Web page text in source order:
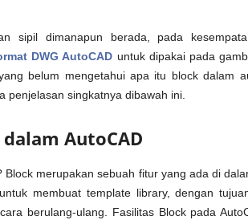
sipil dimanapun berada, pada
DWG AutoCAD untuk dipakai pada
belum mengetahui apa itu block dalam
penjelasan singkatnya dibawah ini.
AutoCAD
Block merupakan sebuah fitur yang ada di
membuat template library, dengan
berulang-ulang. Fasilitas Block pada